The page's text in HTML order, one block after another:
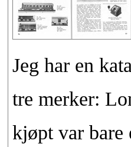
Jeg har en
tre merker:
kjøpt var bare